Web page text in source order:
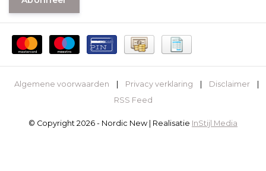
Algemene voorwaarden Privacy verklaring Disclaimer
RSS Feed
© Copyright 2026 - Nordic New | Realisatie InStijl Media